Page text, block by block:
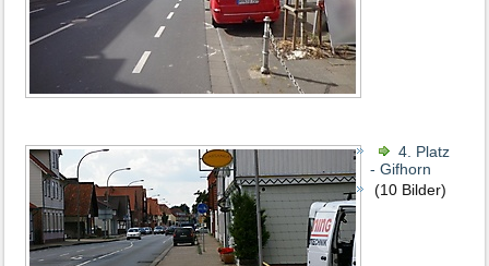
4. Platz
- Gifhorn
(10 Bilder)